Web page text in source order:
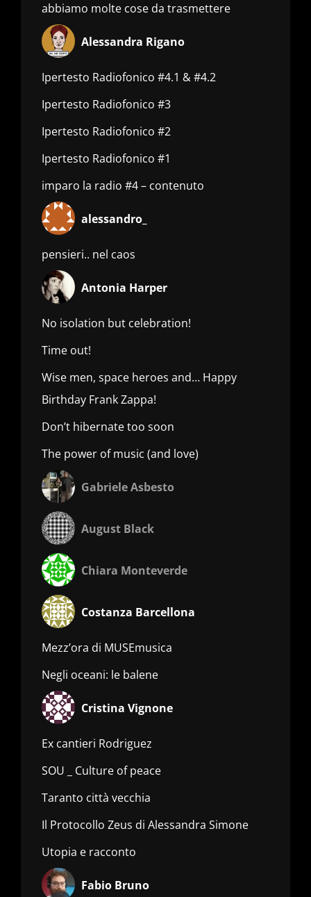
abbiamo molte cose da trasmettere
Alessandra Rigano
Ipertesto Radiofonico #4.1 & #4.2
Ipertesto Radiofonico #3
Ipertesto Radiofonico #2
Ipertesto Radiofonico #1
imparo la radio #4 – contenuto
alessandro_
pensieri.. nel caos
Antonia Harper
No isolation but celebration!
Time out!
Wise men, space heroes and… Happy
Birthday Frank Zappa!
Don’t hibernate too soon
The power of music (and love)
Gabriele Asbesto
August Black
Chiara Monteverde
Costanza Barcellona
Mezz’ora di MUSEmusica
Negli oceani: le balene
Cristina Vignone
Ex cantieri Rodriguez
SOU _ Culture of peace
Taranto città vecchia
Il Protocollo Zeus di Alessandra Simone
Utopia e racconto
Fabio Bruno